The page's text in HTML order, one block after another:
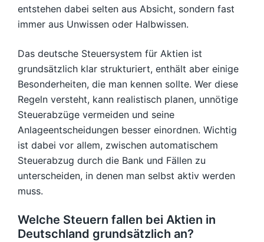
entstehen dabei selten aus Absicht, sondern fast
immer aus Unwissen oder Halbwissen.
Das deutsche Steuersystem für Aktien ist
grundsätzlich klar strukturiert, enthält aber einige
Besonderheiten, die man kennen sollte. Wer diese
Regeln versteht, kann realistisch planen, unnötige
Steuerabzüge vermeiden und seine
Anlageentscheidungen besser einordnen. Wichtig
ist dabei vor allem, zwischen automatischem
Steuerabzug durch die Bank und Fällen zu
unterscheiden, in denen man selbst aktiv werden
muss.
Welche Steuern fallen bei Aktien in
Deutschland grundsätzlich an?